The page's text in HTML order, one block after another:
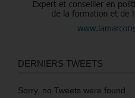
DERNIERS TWEETS
Sorry, no Tweets were found.